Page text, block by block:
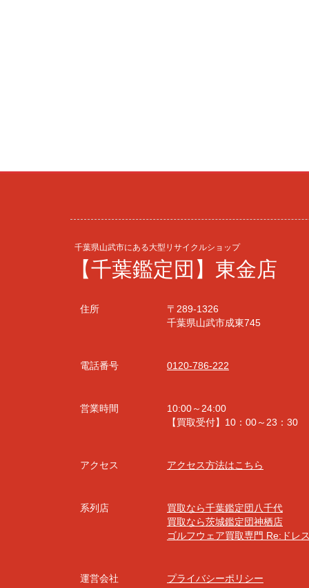
千葉県山武市にある大型リサイクルショップ
【千葉鑑定団】東金店
住所
〒289-1326
千葉県山武市成東745
電話番号 0120-786-222
営業時間
10:00～24:00
【買取受付】10：00～23：30
アクセス アクセス方法はこちら
系列店
買取なら千葉鑑定団八千代
買取なら茨城鑑定団神栖店
ゴルフウェア買取専門 Re:ドレ
運営会社 プライバシーポリシー